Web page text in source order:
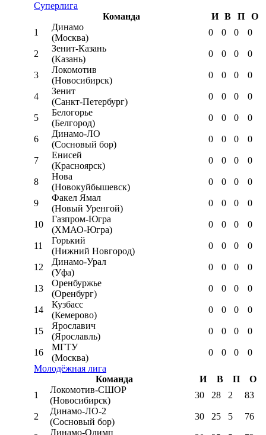
Суперлига
Команда
И В П
О
1
Динамо
(Москва)
0 0 0 0
2
Зенит-Казань
(Казань)
0 0 0 0
3
Локомотив
(Новосибирск)
0 0 0 0
4
Зенит
(Санкт-Петербург)
0 0 0 0
5
Белогорье
(Белгород)
0 0 0 0
6
Динамо-ЛО
(Сосновый бор)
0 0 0 0
7
Енисей
(Красноярск)
0 0 0 0
8
Нова
(Новокуйбышевск)
0 0 0 0
9
Факел Ямал
(Новый Уренгой)
0 0 0 0
10
Газпром-Югра
(ХМАО-Югра)
0 0 0 0
11
Горький
(Нижний Новгород)
0 0 0 0
12
Динамо-Урал
(Уфа)
0 0 0 0
13
Оренбуржье
(Оренбург)
0 0 0 0
14
Кузбасс
(Кемерово)
0 0 0 0
15
Ярославич
(Ярославль)
0 0 0 0
16
МГТУ
(Москва)
0 0 0
0
Молодёжная лига
Команда
И В П
О
1
Локомотив-CШОР
(Новосибирск)
30 28 2 83
2
Динамо-ЛО-2
(Сосновый бор)
30 25 5 76
Динамо-Олимп